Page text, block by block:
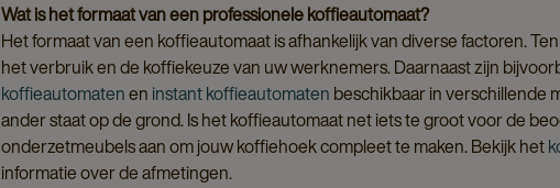
Wat is het formaat van een professionele koffieautomaat?
Het formaat van een koffieautomaat is afhankelijk van diverse factoren.
het verbruik en de koffiekeuze van uw werknemers. Daarnaast zijn
koffieautomatenen instant koffieautomaten beschikbaar in verschillende
ander staat op de grond. Is het koffieautomaat net iets te groot voor de
onderzetmeubels aan om jouw koffiehoek compleet te maken. Bekijk het
informatie over de afmetingen.